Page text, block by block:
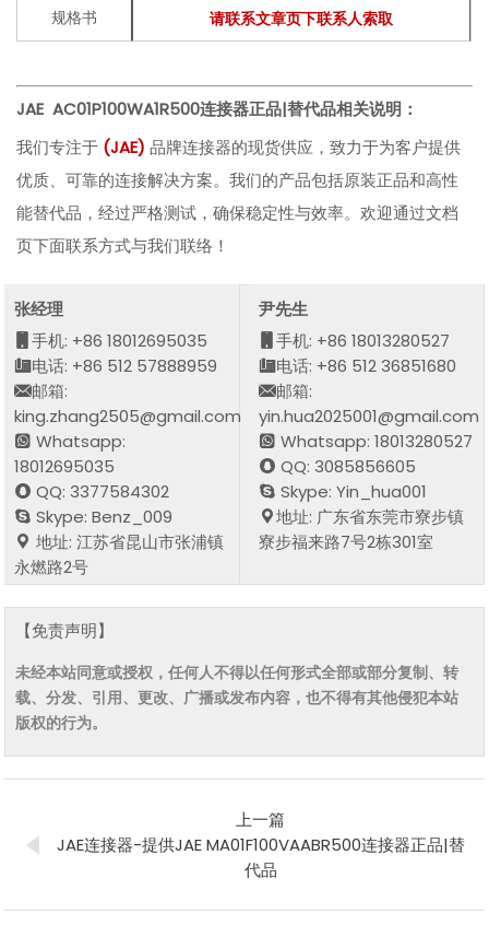
规格书 请联系文章页下联系人索取
JAE AC01P100WA1R500连接器正品|替代品相关说明：
我们专注于 (JAE)品牌连接器的现货供应，致力于为客户提供
优质、可靠的连接解决方案。我们的产品包括原装正品和高性
能替代品，经过严格测试，确保稳定性与效率。欢迎通过文档
页下面联系方式与我们联络！
张经理
手机: +86 18012695035
电话: +86 512 57888959
邮箱:
king.zhang2505@gmail.com
Whatsapp:
18012695035
QQ: 3377584302
Skype: Benz_009
地址: 江苏省昆山市张浦镇
永燃路2号
尹先生
手机: +86 18013280527
电话: +86 512 36851680
邮箱:
yin.hua2025001@gmail.com
Whatsapp: 18013280527
QQ: 3085856605
Skype: Yin_hua001
地址: 广东省东莞市寮步镇
寮步福来路7号2栋301室
【免责声明】
未经本站同意或授权，任何人不得以任何形式全部或部分复制、转
载、分发、引用、更改、广播或发布内容，也不得有其他侵犯本站
版权的行为。
上一篇
JAE连接器-提供JAE MA01F100VAABR500连接器正品|替
代品